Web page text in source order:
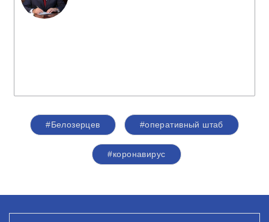
#Белозерцев #оперативный штаб
#коронавирус